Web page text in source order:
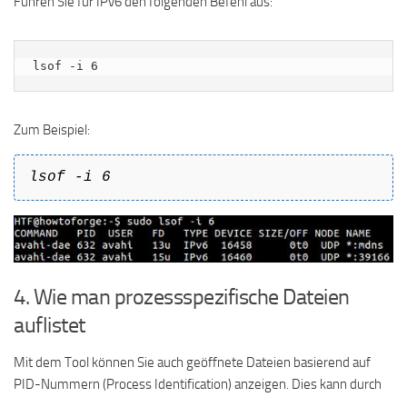
lsof -i 6
Zum Beispiel:
lsof -i 6
4. Wie man prozessspezifische Dateien
auflistet
Mit dem Tool können Sie auch geöffnete Dateien basierend auf
PID-Nummern (Process Identification) anzeigen. Dies kann durch